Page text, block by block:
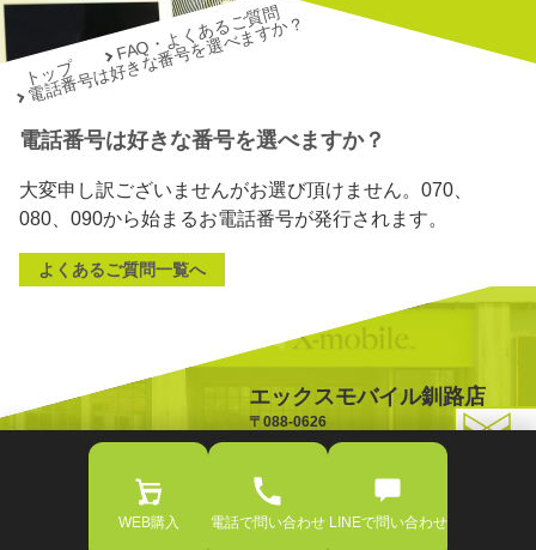
トップ
FAQ・よくあるご質問
電話番号は好きな番号を選べますか？
電話番号は好きな番号を選べますか？
大変申し訳ございませんがお選び頂けません。070、
080、090から始まるお電話番号が発行されます。
よくあるご質問一覧へ
エックスモバイル釧路店
〒088-0626
北海道釧路郡釧路町桂5丁目3
OPEN:10:00-18:00
WEB購入 電話で問い合わせ LINEで問い合わせ